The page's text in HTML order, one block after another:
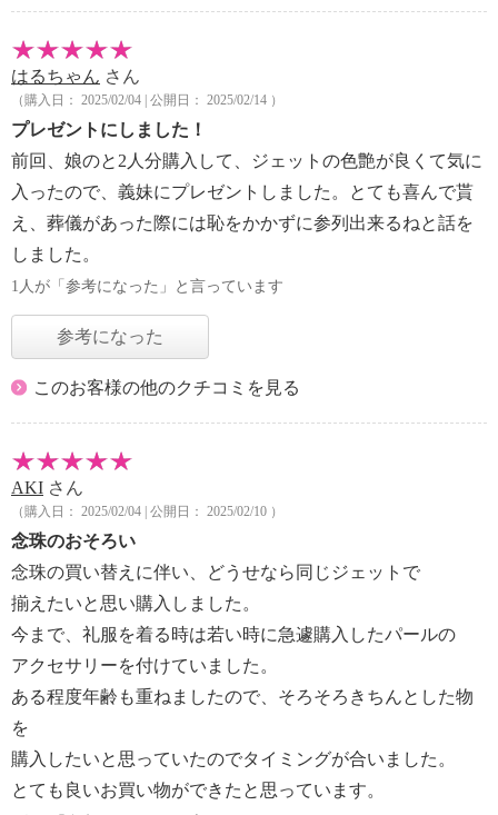
はるちゃん さん
（購入日： 2025/02/04 | 公開日： 2025/02/14 ）
プレゼントにしました！
前回、娘のと2人分購入して、ジェットの色艶が良くて気に
入ったので、義妹にプレゼントしました。とても喜んで貰
え、葬儀があった際には恥をかかずに参列出来るねと話を
しました。
1人が「参考になった」と言っています
参考になった
このお客様の他のクチコミを見る
AKI さん
（購入日： 2025/02/04 | 公開日： 2025/02/10 ）
念珠のおそろい
念珠の買い替えに伴い、どうせなら同じジェットで
揃えたいと思い購入しました。
今まで、礼服を着る時は若い時に急遽購入したパールの
アクセサリーを付けていました。
ある程度年齢も重ねましたので、そろそろきちんとした物
を
購入したいと思っていたのでタイミングが合いました。
とても良いお買い物ができたと思っています。